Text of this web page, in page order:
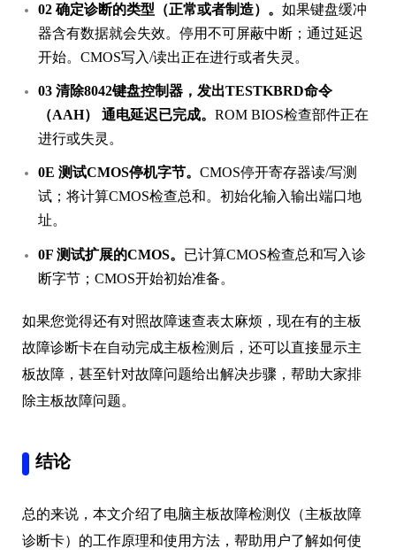
02 确定诊断的类型（正常或者制造）。 如果键盘缓冲
器含有数据就会失效。停用不可屏蔽中断；通过延迟
开始。CMOS写入/读出正在进行或者失灵。
03 清除8042键盘控制器，发出TESTKBRD命令
（AAH） 通电延迟已完成。 ROM BIOS检查部件正在
进行或失灵。
0E 测试CMOS停机字节。 CMOS停开寄存器读/写测
试；将计算CMOS检查总和。初始化输入输出端口地
址。
0F 测试扩展的CMOS。 已计算CMOS检查总和写入诊
断字节；CMOS开始初始准备。
如果您觉得还有对照故障速查表太麻烦，现在有的主板
故障诊断卡在自动完成主板检测后，还可以直接显示主
板故障，甚至针对故障问题给出解决步骤，帮助大家排
除主板故障问题。
结论
总的来说，本文介绍了电脑主板故障检测仪（主板故障
诊断卡）的工作原理和使用方法，帮助用户了解如何使